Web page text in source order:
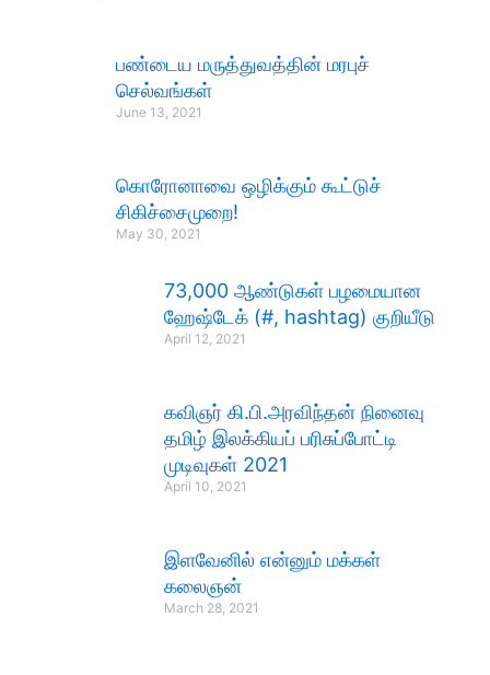
பண்டைய மருத்துவத்தின் மரபுச்
செல்வங்கள்
June 13, 2021
கொரோனாவை ஒழிக்கும் கூட்டுச்
சிகிச்சைமுறை!
May 30, 2021
73,000 ஆண்டுகள் பழமையான
ஹேஷ்டேக் (#, hashtag) குறியீடு
April 12, 2021
கவிஞர் கி.பி.அரவிந்தன் நினைவு
தமிழ் இலக்கியப் பரிசுப்போட்டி
முடிவுகள் 2021
April 10, 2021
இளவேனில் என்னும் மக்கள்
கலைஞன்
March 28, 2021